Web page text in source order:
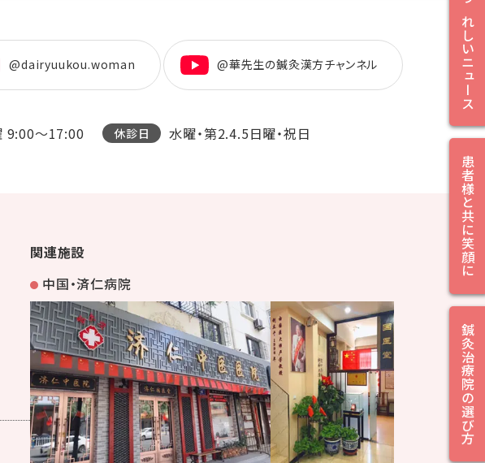
うれしいニュース
患者様と共に笑顔に
鍼灸治療院の選び方
@dairyuukou.woman @華先生の鍼灸漢方チャンネル
9:00～17:00 休診日 水曜・第2.4.5日曜・祝日
関連施設
中国・済仁病院